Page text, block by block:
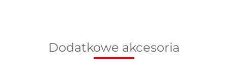
Dodatkowe akcesoria